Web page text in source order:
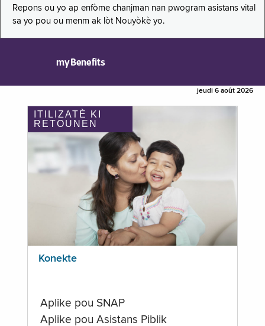
Repons ou yo ap enfòme chanjman nan pwogram asistans vital
sa yo pou ou menm ak lòt Nouyòkè yo.
myBenefits
jeudi 6 août 2026
ITILIZATÈ KI
RETOUNEN
Konekte
Aplike pou SNAP
Aplike pou Asistans Piblik